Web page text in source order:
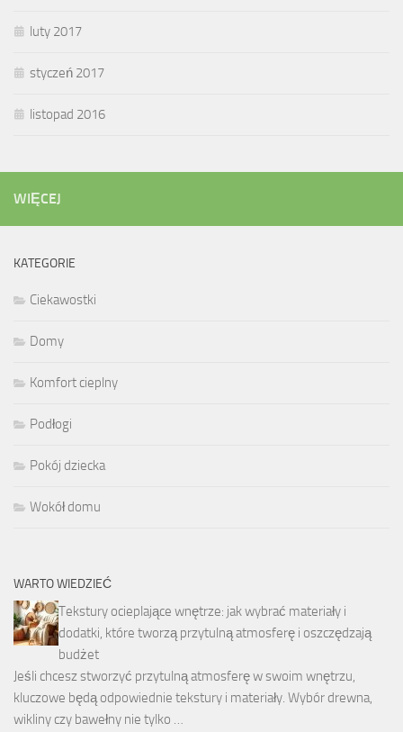
luty 2017
styczeń 2017
listopad 2016
WIĘCEJ
KATEGORIE
Ciekawostki
Domy
Komfort cieplny
Podłogi
Pokój dziecka
Wokół domu
WARTO WIEDZIEĆ
Tekstury ocieplające wnętrze: jak wybrać materiały i
dodatki, które tworzą przytulną atmosferę i oszczędzają
budżet
Jeśli chcesz stworzyć przytulną atmosferę w swoim wnętrzu,
kluczowe będą odpowiednie tekstury i materiały. Wybór drewna,
wikliny czy bawełny nie tylko …